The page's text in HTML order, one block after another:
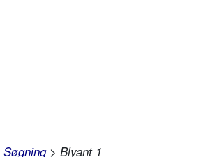
Søgning> Blyant 1